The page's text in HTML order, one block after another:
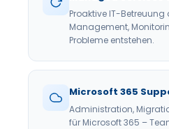
Proaktive IT-
Management,
Probleme entstehen.
Microsoft 365
Administration,
für Microsoft 365 –